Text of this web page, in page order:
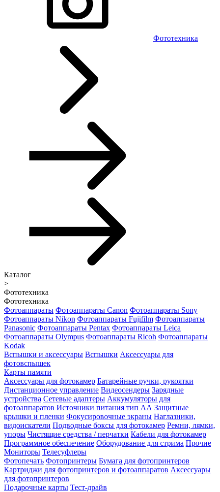
Фототехника
Каталог
>
Фототехника
Фототехника
Фотоаппараты Фотоаппараты Canon Фотоаппараты Sony
Фотоаппараты Nikon Фотоаппараты Fujifilm Фотоаппараты
Panasonic Фотоаппараты Pentax Фотоаппараты Leica
Фотоаппараты Olympus Фотоаппараты Ricoh Фотоаппараты
Kodak
Вспышки и аксессуары Вспышки Аксессуары для
фотовспышек
Карты памяти
Аксессуары для фотокамер Батарейные ручки, рукоятки
Дистанционное управление Видеосендеры Зарядные
устройства Сетевые адаптеры Аккумуляторы для
фотоаппаратов Источники питания тип АА Защитные
крышки и пленки Фокусировочные экраны Наглазники,
видоискатели Подводные боксы для фотокамер Ремни, лямки,
упоры Чистящие средства / перчатки Кабели для фотокамер
Программное обеспечение Оборудование для стрима Прочие
Мониторы Телесуфлеры
Фотопечать Фотопринтеры Бумага для фотопринтеров
Картриджи для фотопринтеров и фотоаппаратов Аксессуары
для фотопринтеров
Подарочные карты Тест-драйв